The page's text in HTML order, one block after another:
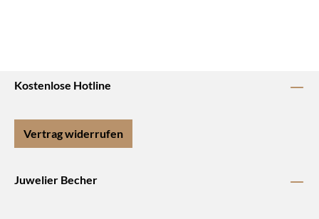
Kostenlose Hotline
Vertrag widerrufen
Juwelier Becher